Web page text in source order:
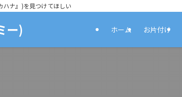
ハナ』)を見つけてほしい
ー) ホーム お片付け